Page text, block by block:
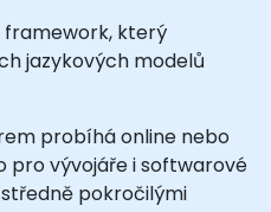
framework, který
jazykových modelů
probíhá online nebo
pro vývojáře i softwarové
pokročilými